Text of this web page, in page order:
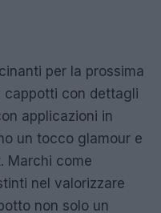
per la prossima
cappotti con dettagli
applicazioni in
un tocco glamour e
Marchi come
nel valorizzare
non solo un